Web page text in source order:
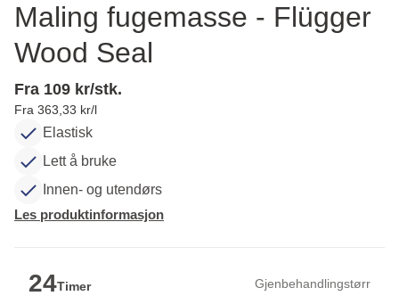
Maling fugemasse - Flügger
Wood Seal
Fra 109 kr/stk.
Fra 363,33 kr/l
Elastisk
Lett å bruke
Innen- og utendørs
Les produktinformasjon
24Timer Gjenbehandlingstørr